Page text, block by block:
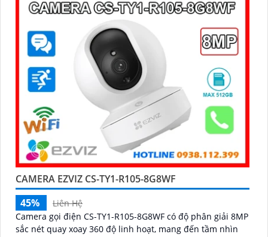
CAMERA EZVIZ CS-TY1-R105-8G8WF
45%
Liên Hệ
Camera gọi điện CS-TY1-R105-8G8WF có độ phân giải 8MP
sắc nét quay xoay 360 độ linh hoạt, mang đến tầm nhìn